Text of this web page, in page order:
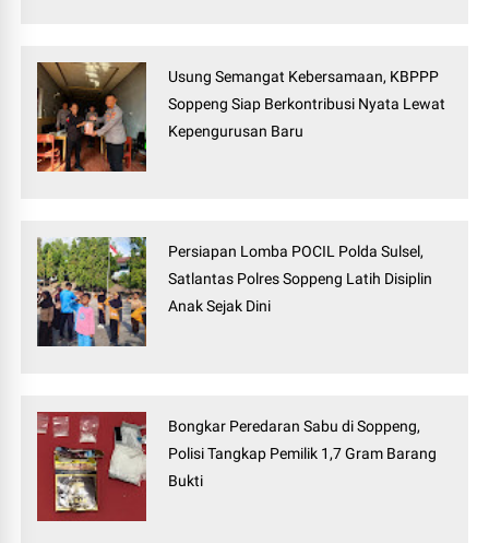
Usung Semangat Kebersamaan, KBPPP
Soppeng Siap Berkontribusi Nyata Lewat
Kepengurusan Baru
Persiapan Lomba POCIL Polda Sulsel,
Satlantas Polres Soppeng Latih Disiplin
Anak Sejak Dini
Bongkar Peredaran Sabu di Soppeng,
Polisi Tangkap Pemilik 1,7 Gram Barang
Bukti